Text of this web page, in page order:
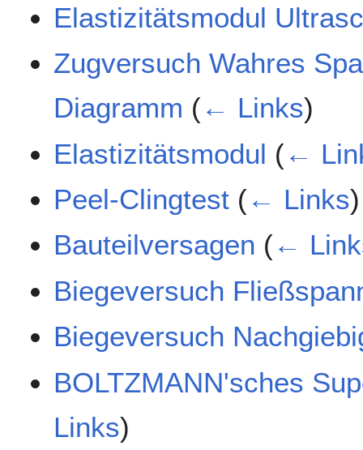
Elastizitätsmodul
Zugversuch Wahres
Diagramm (← Links)
Elastizitätsmodul (←
Peel-Clingtest (← Links)
Bauteilversagen (←
Biegeversuch
Biegeversuch
BOLTZMANN'sches
Links)